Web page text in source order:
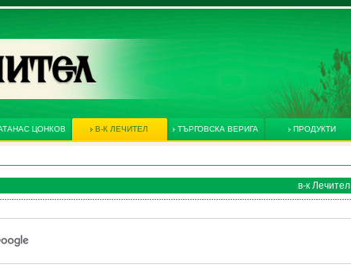
ЦОНКОВ В-К ЛЕЧИТЕЛ ТЪРГОВСКА ВЕРИГА ПРОДУКТИ
в-к Лечител